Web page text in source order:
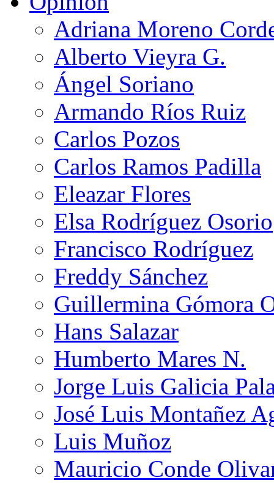
Adriana Moreno
Alberto Vieyra G.
Ángel Soriano
Armando Ríos Ruiz
Carlos Pozos
Carlos Ramos Padilla
Eleazar Flores
Elsa Rodríguez Osorio
Francisco Rodríguez
Freddy Sánchez
Guillermina Gómora
Hans Salazar
Humberto Mares N.
Jorge Luis Galicia
José Luis Montañez
Luis Muñoz
Mauricio Conde